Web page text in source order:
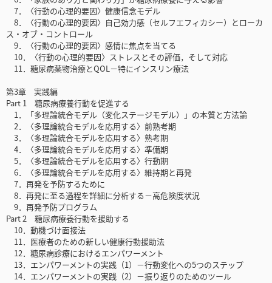
7．〈行動の心理的要因〉健康信念モデル
8．〈行動の心理的要因〉自己効力感（セルフエフィカシー）とローカ
ス・オブ・コントロール
9．〈行動の心理的要因〉感情に焦点を当てる
10．〈行動の心理的要因〉ストレスとその評価，そして対応
11．糖尿病薬物治療とQOL－特にインスリン療法
第3章 実践編
Part 1 糖尿病療養行動を促進する
1．「多理論統合モデル（変化ステージモデル）」の本質と方法論
2．〈多理論統合モデルを応用する〉前熟考期
3．〈多理論統合モデルを応用する〉熟考期
4．〈多理論統合モデルを応用する〉準備期
5．〈多理論統合モデルを応用する〉行動期
6．〈多理論統合モデルを応用する〉維持期と再発
7．再発を予防するために
8．再発に至る過程を詳細に分析する－高危険度状況
9．再発予防プログラム
Part 2 糖尿病療養行動を援助する
10．動機づけ面接法
11．医療者のための新しい健康行動援助法
12．糖尿病診療におけるエンパワーメント
13．エンパワーメントの実践（1）－行動変化への5つのステップ
14．エンパワーメントの実践（2）－振り返りのためのツール